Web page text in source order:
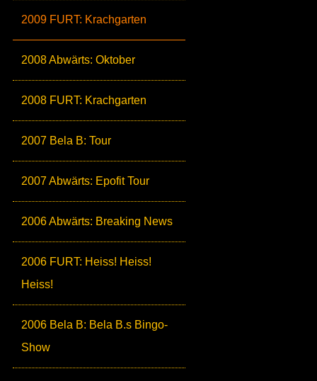
2009 FURT: Krachgarten
2008 Abwärts: Oktober
2008 FURT: Krachgarten
2007 Bela B: Tour
2007 Abwärts: Epofit Tour
2006 Abwärts: Breaking News
2006 FURT: Heiss! Heiss!
Heiss!
2006 Bela B: Bela B.s Bingo-
Show